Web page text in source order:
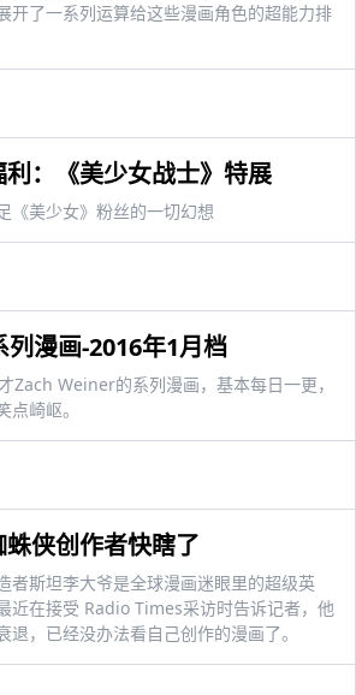
开了一系列运算给这些漫画角色的超能力排
利：《美少女战士》特展
《美少女》粉丝的一切幻想
漫画-2016年1月档
Zach Weiner的系列漫画，基本每日一更，
点崎岖。
侠创作者快瞎了
者斯坦李大爷是全球漫画迷眼里的超级英
近在接受 Radio Times采访时告诉记者，他
退，已经没办法看自己创作的漫画了。